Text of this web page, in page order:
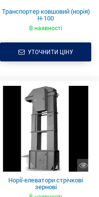
Транспортер ковшовий (норія)
Н-100
В наявності
УТОЧНИТИ ЦІНУ
Норії-елеватори стрічкові
зернові